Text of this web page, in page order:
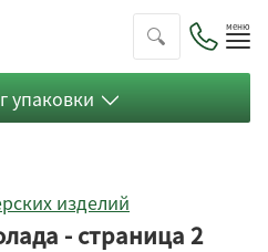
упаковки
изделий
- страница 2